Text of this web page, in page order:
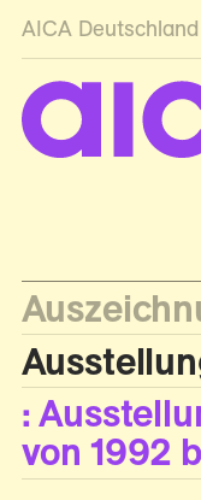
AICA Deutschland
:
von 1992